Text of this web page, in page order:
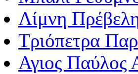
Λίμνη
Τριόπετρα
Αγιος Παύλος